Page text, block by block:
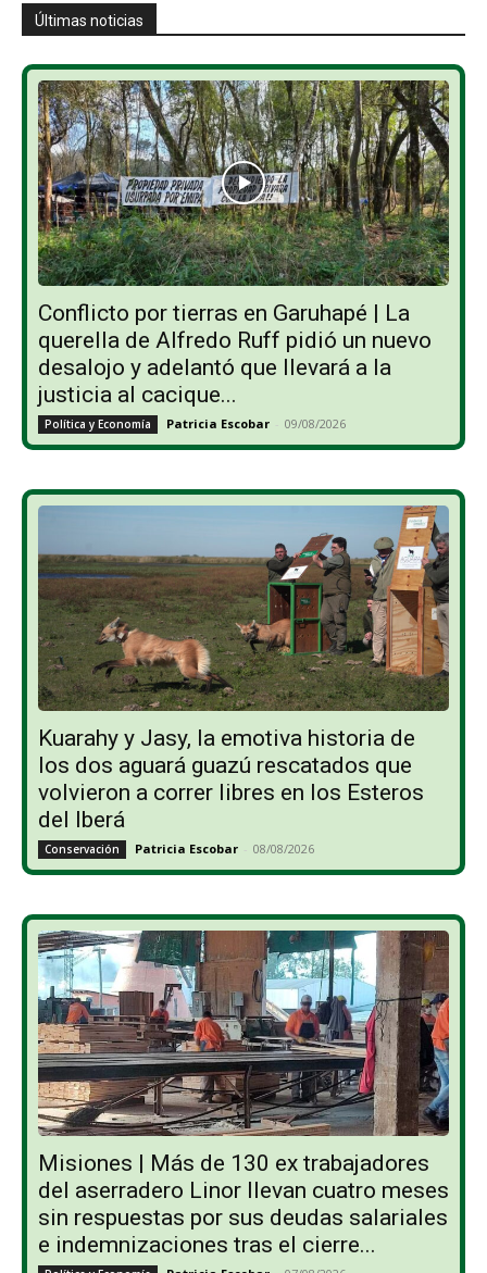
Últimas noticias
Conflicto por tierras en Garuhapé | La
querella de Alfredo Ruff pidió un nuevo
desalojo y adelantó que llevará a la
justicia al cacique...
Política y Economía Patricia Escobar - 09/08/2026
Kuarahy y Jasy, la emotiva historia de
los dos aguará guazú rescatados que
volvieron a correr libres en los Esteros
del Iberá
Conservación Patricia Escobar - 08/08/2026
Misiones | Más de 130 ex trabajadores
del aserradero Linor llevan cuatro meses
sin respuestas por sus deudas salariales
e indemnizaciones tras el cierre...